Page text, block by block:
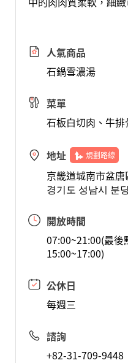
人氣商品
石鍋雪濃湯
菜單
石板白切肉、牛
地址 規劃路線
京畿道城南市盆
경기도 성남시 분
開放時間
07:00~21:00(最後
15:00~17:00)
公休日
每週三
諮詢
+82-31-709-9448